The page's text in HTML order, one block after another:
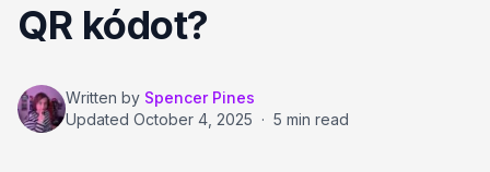
QR kódot?
Written by Spencer Pines
Updated October 4, 2025 · 5 min read